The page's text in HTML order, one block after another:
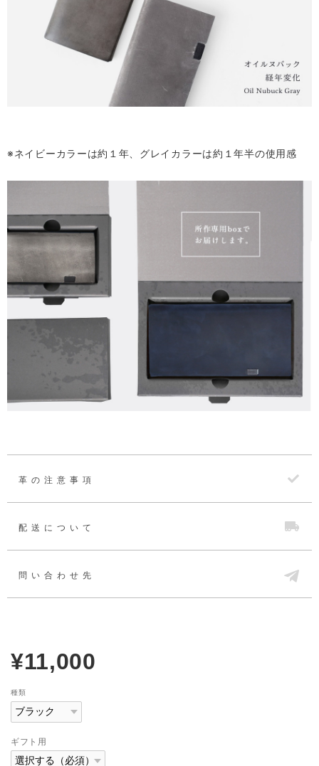
※ネイビーカラーは約１年、グレイカラーは約１年半の使用感
革の注意事項
配送について
問い合わせ先
¥11,000
種類
ギフト用